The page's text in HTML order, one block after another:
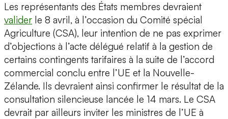
Les représentants des États membres devraient
valider le 8 avril, à l’occasion du Comité spécial
Agriculture (CSA), leur intention de ne pas exprimer
d’objections à l’acte délégué relatif à la gestion de
certains contingents tarifaires à la suite de l’accord
commercial conclu entre l’UE et la Nouvelle-
Zélande. Ils devraient ainsi confirmer le résultat de la
consultation silencieuse lancée le 14 mars. Le CSA
devrait par ailleurs inviter les ministres de l’UE à